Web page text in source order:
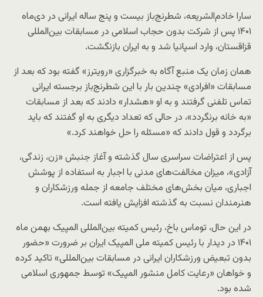
سارا خادم‌الشریعه، شطرنج‌باز بیست و پنج ساله ایرانی در دی‌ماه
۱۴۰۱ پس از شرکت بدون حجاب اسلامی در مسابقات بین‌المللی
قزاقستان، وارد اسپانیا شد و به ایران بازنگشت.
همان زمان یک منبع آگاه به خبرگزاری «رویترز» گفته بود که بعد از
مسابقات «افرادی» چندین بار با این شطرنج‌باز برجسته ایرانی
تماس تلفنی گرفتند و به او «هشدار» دادند که بعد از مسابقات
«به خانه برنگردد»، در حالی که تعداد دیگری به او گفتند که باید
برگردد و قول دادند که «مسئله را حل خواهند کرد.»
پس از اعتراضات سراسری سال گذشته و آغاز جنبش «زن، زندگی،
آزادی»، میزان مخالفت‌های مدنی با اجبار به استفاده از پوشش
اجباری، میان بخش‌های مختلف جامعه از جمله ورزشکاران و
هنرمندان نسبت به گذشته افزایش یافته است.
در این حال، توماس باخ، رئیس کمیته بین‌المللی المپیک بهمن‌ ماه
۱۴۰۱ در دیدار با رئیس کمیته ملی المپیک ایران بر ضرورت «حضور
بدون تبعیض ورزشکاران ایرانی در مسابقات بین‌المللی» تاکید کرده
و خواهان «رعایت کامل منشور المپیک» توسط جمهوری اسلامی
شده بود.